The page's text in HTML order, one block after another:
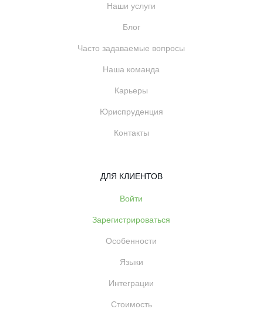
Наши услуги
Блог
Часто задаваемые вопросы
Наша команда
Карьеры
Юриспруденция
Контакты
ДЛЯ КЛИЕНТОВ
Войти
Зарегистрироваться
Особенности
Языки
Интеграции
Стоимость